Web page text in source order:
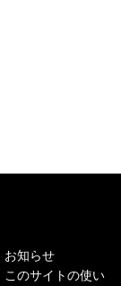
お知らせ
このサイトの使い